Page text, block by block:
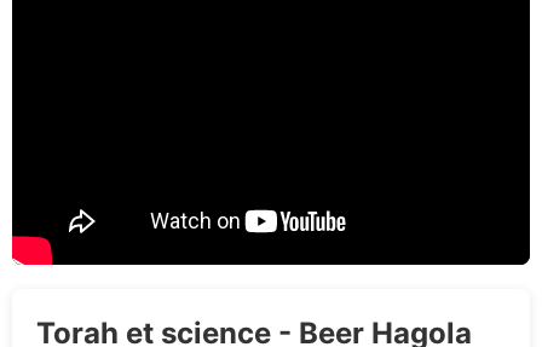
Torah et science - Beer Hagola